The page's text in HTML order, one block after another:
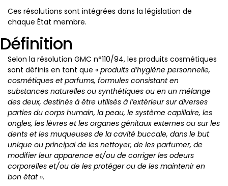
Ces résolutions sont intégrées dans la législation de
chaque État membre.
Définition
Selon la résolution GMC n°110/94, les produits cosmétiques
sont définis en tant que « produits d’hygiène personnelle,
cosmétiques et parfums, formules consistant en
substances naturelles ou synthétiques ou en un mélange
des deux, destinés à être utilisés à l’extérieur sur diverses
parties du corps humain, la peau, le système capillaire, les
ongles, les lèvres et les organes génitaux externes ou sur les
dents et les muqueuses de la cavité buccale, dans le but
unique ou principal de les nettoyer, de les parfumer, de
modifier leur apparence et/ou de corriger les odeurs
corporelles et/ou de les protéger ou de les maintenir en
bon état».